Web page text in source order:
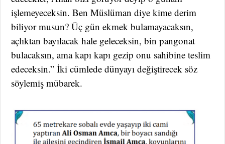
işlemeyeceksin. Ben Müslüman diye kime derim
biliyor musun? Üç gün ekmek bulamayacaksın,
açlıktan bayılacak hale geleceksin, bin pangonat
bulacaksın, ama kapı kapı gezip onu sahibine teslim
edeceksin.” İki cümlede dünyayı değiştirecek söz
söylemiş mübarek.